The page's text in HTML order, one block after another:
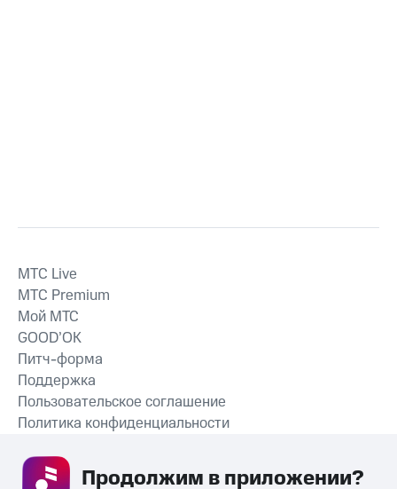
СКАЧАТЬ ПРИЛОЖЕНИЕ
MTС Live
MTС Premium
Мой МТС
GOOD’OK
Питч-форма
Поддержка
Пользовательское соглашение
Политика конфиденциальности